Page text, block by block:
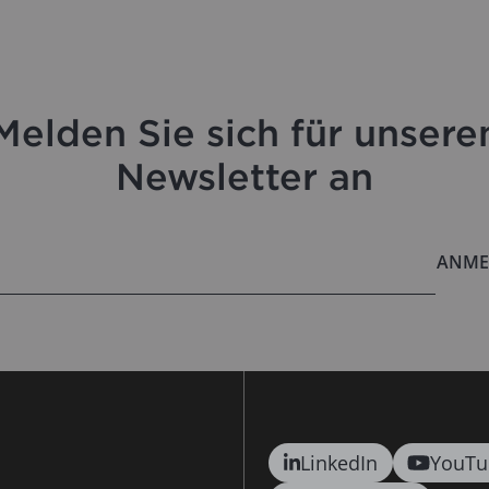
Sie sich für
Newsletter an
LinkedIn